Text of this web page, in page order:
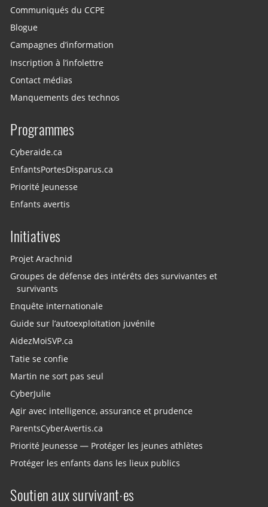
Communiqués du CCPE
Blogue
Campagnes d’information
Inscription à l’infolettre
Contact médias
Manquements des technos
Programmes
Cyberaide.ca
EnfantsPortesDisparus.ca
Priorité Jeunesse
Enfants avertis
Initiatives
Projet Arachnid
Groupes de défense des intérêts des survivantes et
survivants
Enquête internationale
Guide sur l’autoexploitation juvénile
AidezMoiSVP.ca
Tatie se confie
Martin ne sort pas seul
CyberJulie
Agir avec intelligence, assurance et prudence
ParentsCyberAvertis.ca
Priorité Jeunesse — Protéger les jeunes athlètes
Protéger les enfants dans les lieux publics
Soutien aux survivant·es